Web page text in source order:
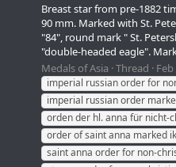
Breast star from pre-1882
90 mm. Marked with St.
"84", round mark " St.
"double-headed eagle".
Medals of Asia Thread
imperial russian order for
imperial russian order
orden der hl. anna für nicht-
order of saint anna marked ik
saint anna order for non-